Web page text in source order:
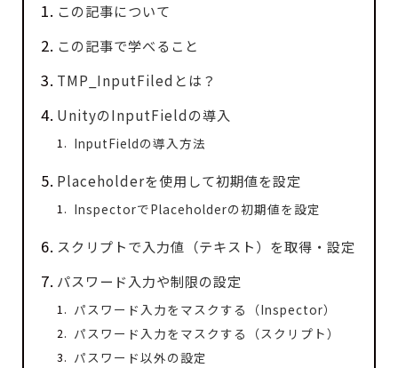
この記事について
この記事で学べること
TMP_InputFiledとは？
UnityのInputFieldの導入
InputFieldの導入方法
Placeholderを使用して初期値を設定
InspectorでPlaceholderの初期値を設定
スクリプトで入力値（テキスト）を取得・設定
パスワード入力や制限の設定
パスワード入力をマスクする（Inspector）
パスワード入力をマスクする（スクリプト）
パスワード以外の設定